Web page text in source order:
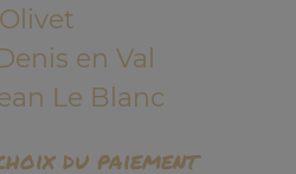
Olivet
en Val
Le Blanc
du paiement